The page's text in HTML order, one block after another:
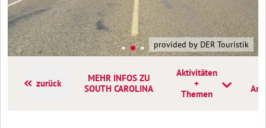
provided by DER Touristik
zurück
MEHR INFOS ZU
SOUTH CAROLINA
Aktivitäten
+
Themen